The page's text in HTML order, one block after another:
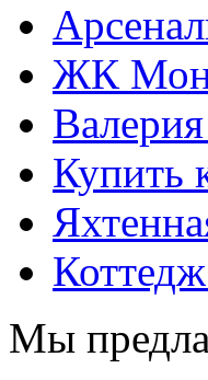
ЖК
Купить
Мы